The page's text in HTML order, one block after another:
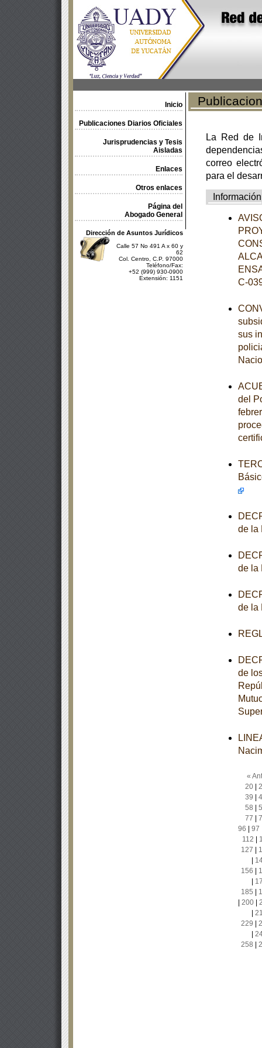
Inicio
Publicaciones Diarios Oficiales
Jurisprudencias y Tesis
Aisladas
Enlaces
Otros enlaces
Página del
Abogado General
Dirección de Asuntos Jurídicos
Calle 57 No 491 A x 60 y
62
Col. Centro, C.P. 97000
Teléfono/Fax:
+52 (999) 930-0900
Extensión: 1151
La Red de
correo
para el
Información
C-
sus
del
de la
de la
de la
de
«
20|
39
58
77
96
97
112
127
156
185
200|
229
258